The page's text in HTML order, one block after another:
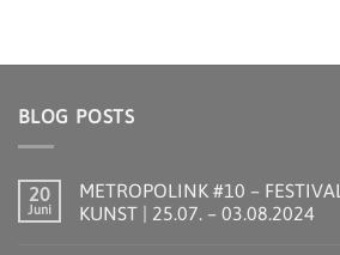
BLOG POSTS
20
Juni
METROPOLINK #10 –
KUNST | 25.07. – 03.08.2024